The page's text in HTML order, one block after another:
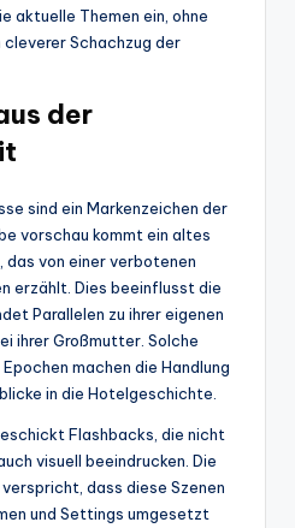
aktuelle Themen ein, ohne
cleverer Schachzug der
der
sind ein Markenzeichen der
vorschau kommt ein altes
das von einer verbotenen
erzählt. Dies beeinflusst die
Parallelen zu ihrer eigenen
ihrer Großmutter. Solche
machen die Handlung
in die Hotelgeschichte.
Flashbacks, die nicht
visuell beeindrucken. Die
dass diese Szenen
und Settings umgesetzt